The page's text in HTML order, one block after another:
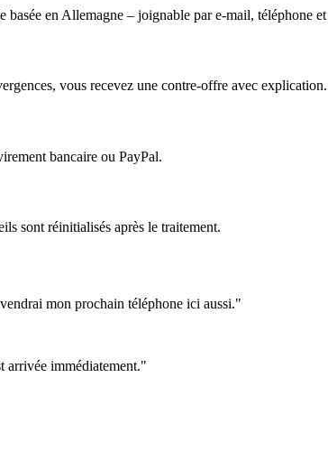
en Allemagne – joignable par e-mail, téléphone
vous recevez une contre-offre avec explication.
bancaire ou PayPal.
sont réinitialisés après le traitement.
mon prochain téléphone ici aussi."
arrivée immédiatement."